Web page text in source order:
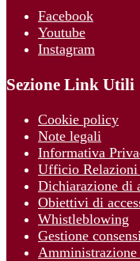
Facebook
Youtube
Instagram
Sezione Link Utili
Cookie policy
Note legali
Informativa
Ufficio
Dichiarazione di
Obiettivi di
Whistleblowing
Gestione
Amministrazione